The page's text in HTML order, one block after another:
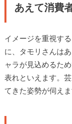
あえて消費
イメージを重視す
に、タモリさんは
ャラが見込めるた
表れといえます。
てきた姿勢が伺えま